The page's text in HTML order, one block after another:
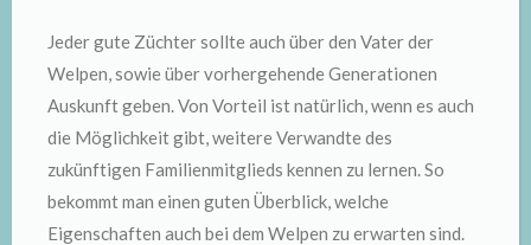
Jeder gute Züchter sollte auch über den Vater der
Welpen, sowie über vorhergehende Generationen
Auskunft geben. Von Vorteil ist natürlich, wenn es auch
die Möglichkeit gibt, weitere Verwandte des
zukünftigen Familienmitglieds kennen zu lernen. So
bekommt man einen guten Überblick, welche
Eigenschaften auch bei dem Welpen zu erwarten sind.